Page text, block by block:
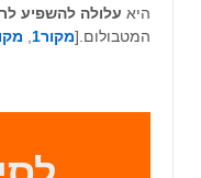
היא עלולה להשפיע
המטבולום.[מקור1